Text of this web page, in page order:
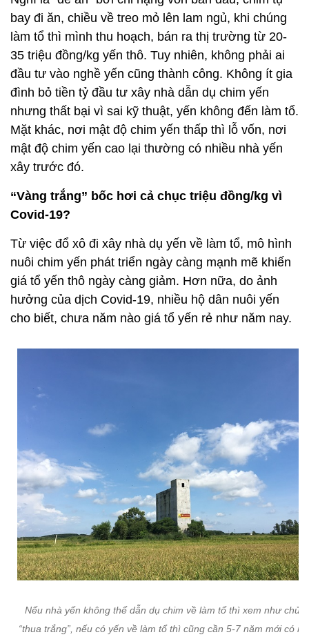
bay đi ăn, chiều về treo mỏ lên lam ngủ, khi chúng
làm tổ thì mình thu hoạch, bán ra thị trường từ 20-
35 triệu đồng/kg yến thô. Tuy nhiên, không phải ai
đầu tư vào nghề yến cũng thành công. Không ít gia
đình bỏ tiền tỷ đầu tư xây nhà dẫn dụ chim yến
nhưng thất bại vì sai kỹ thuật, yến không đến làm tổ.
Mặt khác, nơi mật độ chim yến thấp thì lỗ vốn, nơi
mật độ chim yến cao lại thường có nhiều nhà yến
xây trước đó.
“Vàng trắng” bốc hơi cả chục triệu đồng/kg vì
Covid-19?
Từ việc đổ xô đi xây nhà dụ yến về làm tổ, mô hình
nuôi chim yến phát triển ngày càng mạnh mẽ khiến
giá tổ yến thô ngày càng giảm. Hơn nữa, do ảnh
hưởng của dịch Covid-19, nhiều hộ dân nuôi yến
cho biết, chưa năm nào giá tổ yến rẻ như năm nay.
Nếu nhà yến không thể dẫn dụ chim về làm tổ thì xem như chủ
“thua trắng”, nếu có yến về làm tổ thì cũng cần 5-7 năm mới có